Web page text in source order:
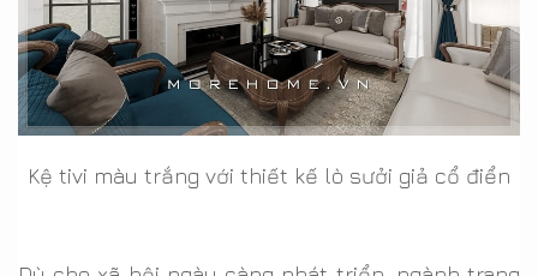
Kệ tivi màu trắng với thiết kế lò sưởi giả cổ điển